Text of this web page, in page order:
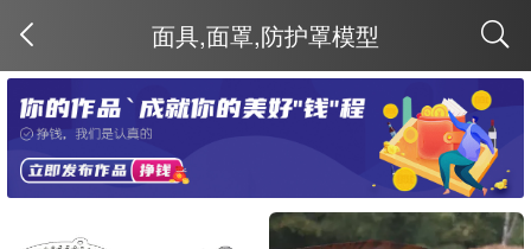
面具,面罩,防护罩模型 取消